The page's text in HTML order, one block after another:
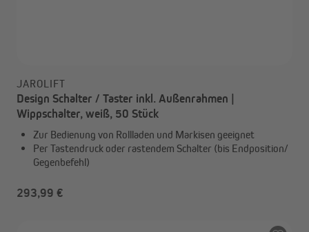
JAROLIFT
Design Schalter / Taster inkl. Außenrahmen |
Wippschalter, weiß, 50 Stück
Zur Bedienung von Rollladen und Markisen geeignet
Per Tastendruck oder rastendem Schalter (bis Endposition/
Gegenbefehl)
293,99 €